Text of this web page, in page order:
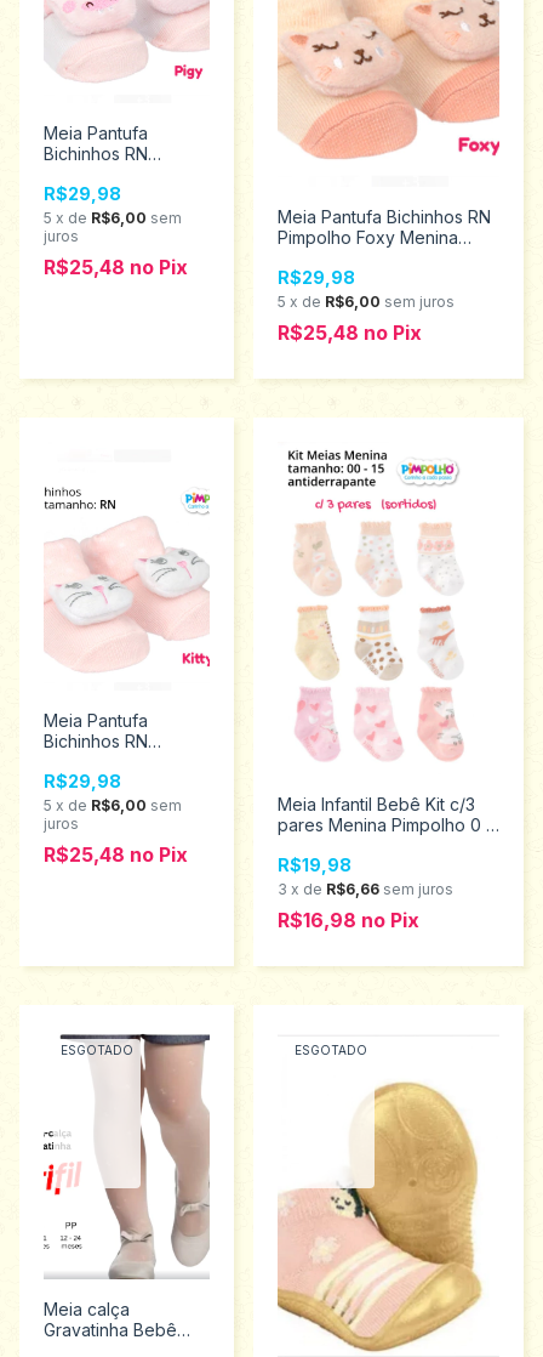
Meia Pantufa
Bichinhos RN
Menina 0024902
R$29,98
5 x de R$6,00 sem
juros
R$25,48 no Pix
Meia Pantufa Bichinhos RN
Pimpolho Foxy Menina
R$29,98
5 x de R$6,00 sem juros
R$25,48 no Pix
Meia Pantufa
Bichinhos RN
Menina 0024903
R$29,98
5 x de R$6,00 sem
juros
R$25,48 no Pix
Meia Infantil Bebê Kit c/3
pares Menina Pimpolho 0 a
R$19,98
3 x de R$6,66 sem juros
R$16,98 no Pix
ESGOTADO
Meia calça
Gravatinha Bebê
ESGOTADO